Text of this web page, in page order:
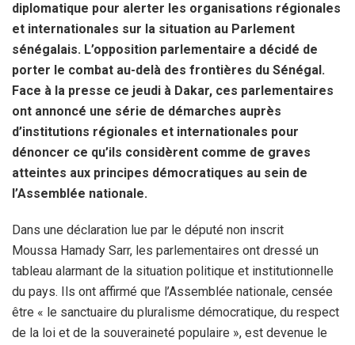
diplomatique pour alerter les organisations régionales
et internationales sur la situation au Parlement
sénégalais. L’opposition parlementaire a décidé de
porter le combat au-delà des frontières du Sénégal.
Face à la presse ce jeudi à Dakar, ces parlementaires
ont annoncé une série de démarches auprès
d’institutions régionales et internationales pour
dénoncer ce qu’ils considèrent comme de graves
atteintes aux principes démocratiques au sein de
l’Assemblée nationale.
Dans une déclaration lue par le député non inscrit
Moussa Hamady Sarr, les parlementaires ont dressé un
tableau alarmant de la situation politique et institutionnelle
du pays. Ils ont affirmé que l’Assemblée nationale, censée
être « le sanctuaire du pluralisme démocratique, du respect
de la loi et de la souveraineté populaire », est devenue le